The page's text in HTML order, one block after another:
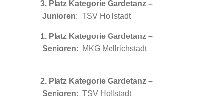
3. Platz Kategorie Gardetanz –
Junioren: TSV Hollstadt
1. Platz Kategorie Gardetanz –
Senioren: MKG Mellrichstadt
2. Platz Kategorie Gardetanz –
Senioren: TSV Hollstadt